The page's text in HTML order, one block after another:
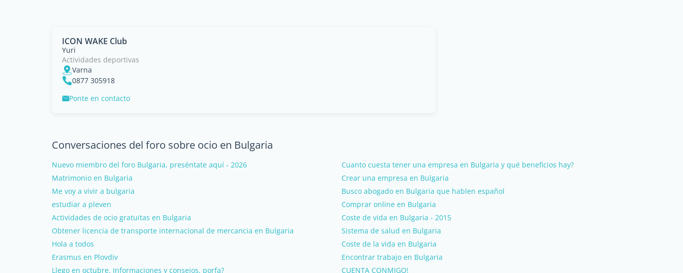
ICON WAKE Club
Yuri
Actividades deportivas
Varna
0877 305918
Ponte en contacto
Conversaciones del foro sobre ocio en Bulgaria
Nuevo miembro del foro Bulgaria, preséntate aquí - 2026
Cuanto cuesta tener una empresa en Bulgaria y qué beneficios hay?
Matrimonio en Bulgaria
Crear una empresa en Bulgaria
Me voy a vivir a bulgaria
Busco abogado en Bulgaria que hablen español
estudiar a pleven
Comprar online en Bulgaria
Actividades de ocio gratuitas en Bulgaria
Coste de vida en Bulgaria - 2015
Obtener licencia de transporte internacional de mercancia en Bulgaria
Sistema de salud en Bulgaria
Hola a todos
Coste de la vida en Bulgaria
Erasmus en Plovdiv
Encontrar trabajo en Bulgaria
Llego en octubre. Informaciones y consejos, porfa?
CUENTA CONMIGO!